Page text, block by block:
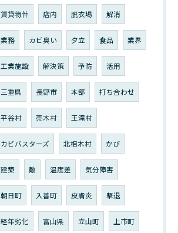
賃貸物件 店内 脱衣場 解消
業務 カビ臭い 夕立 食品 業界
工業施設 解決策 予防 活用
三重県 長野市 本部 打ち合わせ
平谷村 売木村 王滝村
カビバスターズ 北相木村 かび
建築 敵 温度差 気分障害
朝日町 入善町 皮膚炎 撃退
経年劣化 富山県 立山町 上市町